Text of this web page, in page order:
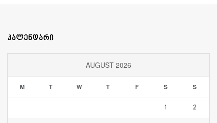
კალენდარი
AUGUST 2026
M T W T F S S
1 2